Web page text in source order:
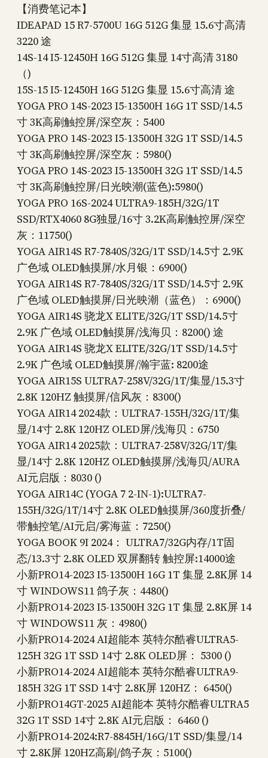
【消费笔记本】
IDEAPAD 15 R7-5700U 16G 512G 集显 15.6寸高清
3220 途
14S-14 I5-12450H 16G 512G 集显 14寸高清 3180
（)
15S-15 I5-12450H 16G 512G 集显 15.6寸高清 途
YOGA PRO 14S-2023 I5-13500H 16G 1T SSD/14.5
寸 3K高刷触控屏/深空灰：5400
YOGA PRO 14S-2023 I5-13500H 32G 1T SSD/14.5
寸 3K高刷触控屏/深空灰：5980()
YOGA PRO 14S-2023 I5-13500H 32G 1T SSD/14.5
寸 3K高刷触控屏/日光映潮(蓝色):5980()
YOGA PRO 16S-2024 ULTRA9-185H/32G/1T
SSD/RTX4060 8G独显/16寸 3.2K高刷触控屏/深空
灰：11750()
YOGA AIR14S R7-7840S/32G/1T SSD/14.5寸 2.9K
广色域 OLED触摸屏/水月银：6900()
YOGA AIR14S R7-7840S/32G/1T SSD/14.5寸 2.9K
广色域 OLED触摸屏/日光映潮（蓝色）：6900()
YOGA AIR14S 骁龙X ELITE/32G/1T SSD/14.5寸
2.9K 广色域 OLED触摸屏/浅海贝：8200() 途
YOGA AIR14S 骁龙X ELITE/32G/1T SSD/14.5寸
2.9K 广色域 OLED触摸屏/瀚宇蓝: 8200途
YOGA AIR15S ULTRA7-258V/32G/1T/集显/15.3寸
2.8K 120HZ 触摸屏/信风灰：8300()
YOGA AIR14 2024款：ULTRA7-155H/32G/1T/集
显/14寸 2.8K 120HZ OLED屏/浅海贝：6750
YOGA AIR14 2025款：ULTRA7-258V/32G/1T/集
显/14寸 2.8K 120HZ OLED触摸屏/浅海贝/AURA
AI元启版：8030 ()
YOGA AIR14C (YOGA 7 2-IN-1):ULTRA7-
155H/32G/1T/14寸 2.8K OLED触摸屏/360度折叠/
带触控笔/AI元启/雾海蓝：7250()
YOGA BOOK 9I 2024： ULTRA7/32G内存/1T固
态/13.3寸 2.8K OLED 双屏翻转 触控屏:14000途
小新PRO14-2023 I5-13500H 16G 1T 集显 2.8K屏 14
寸 WINDOWS11 鸽子灰：4480()
小新PRO14-2023 I5-13500H 32G 1T 集显 2.8K屏 14
寸 WINDOWS11 灰：4980()
小新PRO14-2024 AI超能本 英特尔酷睿ULTRA5-
125H 32G 1T SSD 14寸 2.8K OLED屏： 5300 ()
小新PRO14-2024 AI超能本 英特尔酷睿ULTRA9-
185H 32G 1T SSD 14寸 2.8K屏 120HZ： 6450()
小新PRO14GT-2025 AI超能本 英特尔酷睿ULTRA5
32G 1T SSD 14寸 2.8K AI元启版： 6460 ()
小新PRO14-2024:R7-8845H/16G/1T SSD/集显/14
寸 2.8K屏 120HZ高刷/鸽子灰：5100()